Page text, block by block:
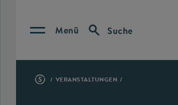
Menü Suche
VERANSTALTUNGEN